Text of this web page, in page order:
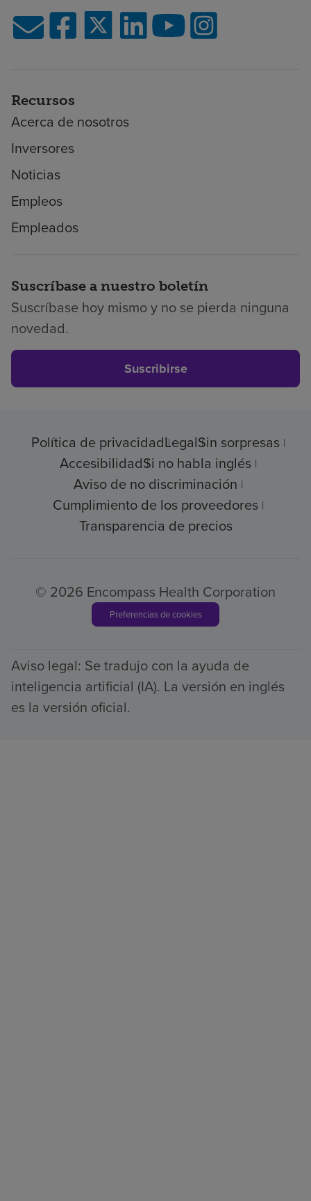
Recursos
Acerca de nosotros
Inversores
Noticias
Empleos
Empleados
Suscríbase a nuestro boletín
Suscríbase hoy mismo y no se pierda ninguna
novedad.
Suscribirse
Política de privacidadLegalSin sorpresas
AccesibilidadSi no habla inglés
Aviso de no discriminación
Cumplimiento de los proveedores
Transparencia de precios
© 2026 Encompass Health Corporation
Preferencias de cookies
Aviso legal: Se tradujo con la ayuda de
inteligencia artificial (IA). La versión en inglés
es la versión oficial.